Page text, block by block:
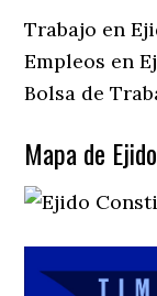
Trabajo en
Empleos en
Bolsa de
Mapa de